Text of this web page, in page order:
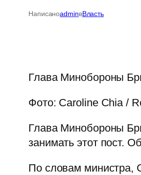
НаписаноadminвВласть
Глава Минобороны
Фото: Caroline Chia /
Глава Минобороны
занимать этот пост.
По словам министра,